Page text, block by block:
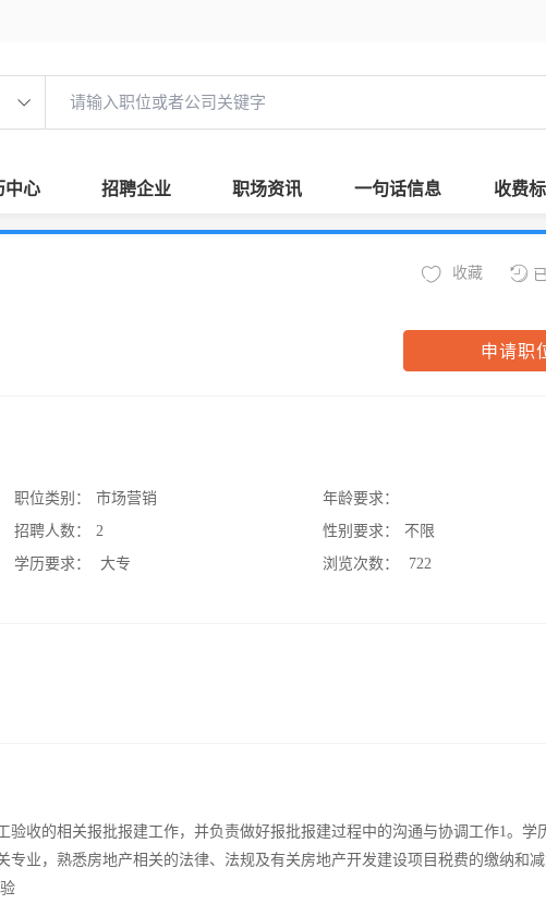
中心 招聘企业 职场资讯 一句话信息 收费
收藏
申请职
职位类别：
市场营销
招聘人数：
2
学历要求：
大专
年龄要求：
性别要求：
不限
浏览次数：
722
验收的相关报批报建工作，并负责做好报批报建过程中的沟通与协调工作1。学
专业，熟悉房地产相关的法律、法规及有关房地产开发建设项目税费的缴纳和